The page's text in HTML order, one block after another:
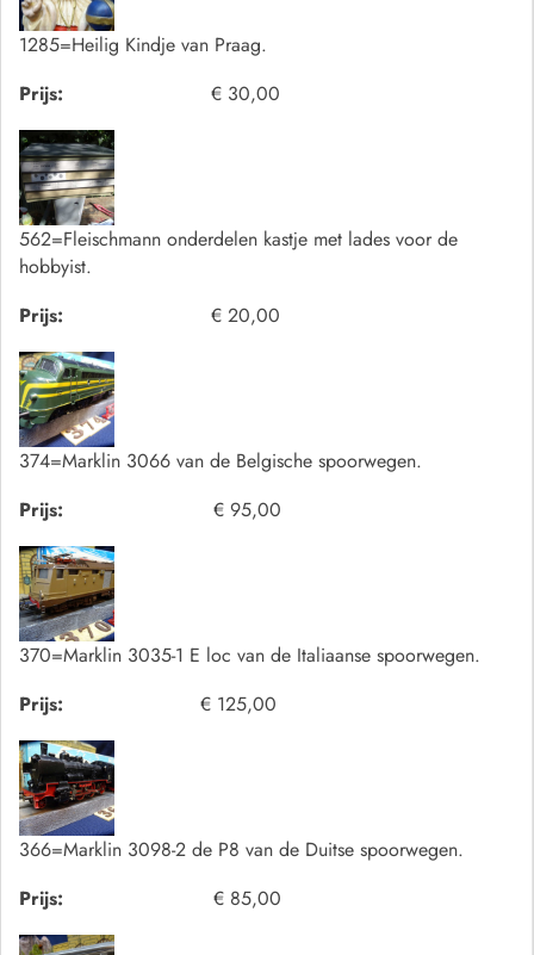
1285=Heilig Kindje van Praag.
Prijs:
€ 30,00
562=Fleischmann onderdelen kastje met lades voor de
hobbyist.
Prijs:
€ 20,00
374=Marklin 3066 van de Belgische spoorwegen.
Prijs:
€ 95,00
370=Marklin 3035-1 E loc van de Italiaanse spoorwegen.
Prijs:
€ 125,00
366=Marklin 3098-2 de P8 van de Duitse spoorwegen.
Prijs:
€ 85,00